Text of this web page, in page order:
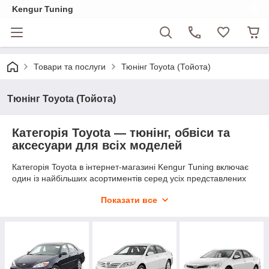
Kengur Tuning
Товари та послуги Тюнінг Toyota (Тойота)
Тюнінг Toyota (Тойота)
Категорія Toyota — тюнінг, обвіси та
аксесуари для всіх моделей
Категорія Toyota в інтернет-магазині Kengur Tuning включає
один із найбільших асортиментів серед усіх представлених
Тут зібрані деталі зовнішнього тюнінгу та аксесуари для
фари, стопи та інші кузовні елементи.
Асортимент охоплює як позашляховики та пікапи — Toyota
Показати все